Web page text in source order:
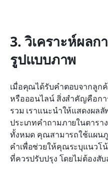
3. วิเคราะห์ผล
รูปแบบภาพ
เมื่อคุณได้รับคำตอบจากลูก
หรือออนไลน์ สิ่งสำคัญคือกา
รวม เราแนะนำให้แสดงผล
ประเภทคำถามภายในตารา
ทั้งหมด คุณสามารถใช้แผน
คำเพื่อช่วยให้คุณระบุแนวโ
ที่ควรปรับปรุง โดยไม่ต้องสั